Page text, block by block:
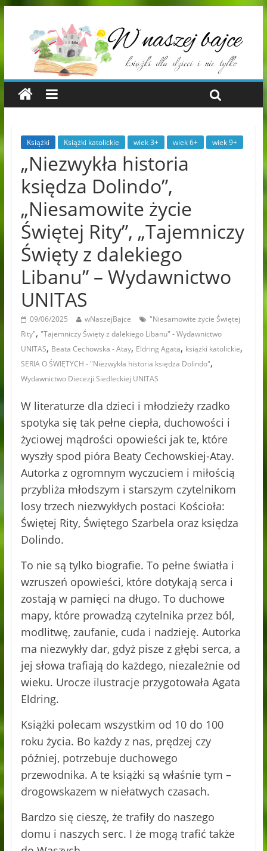
Książki Książki katolickie wiek 3+ wiek 6+ wiek 9+
„Niezwykła historia
księdza Dolindo”,
„Niesamowite życie
Świętej Rity”, „Tajemniczy
Święty z dalekiego
Libanu” – Wydawnictwo
UNITAS
09/06/2025 wNaszejBajce
"Niesamowite życie Świętej
Rity", "Tajemniczy Święty z dalekiego Libanu" - Wydawnictwo
UNITAS, Beata Cechowska - Atay, Eldring Agata, książki katolickie,
SERIA O ŚWIĘTYCH - "Niezwykła historia księdza Dolindo",
Wydawnictwo Diecezji Siedleckiej UNITAS
W literaturze dla dzieci i młodzieży rzadko
spotyka się tak pełne ciepła, duchowości i
życiowej mądrości opowieści jak te, które
wyszły spod pióra Beaty Cechowskiej-Atay.
Autorka z ogromnym wyczuciem i miłością
przybliża młodszym i starszym czytelnikom
losy trzech niezwykłych postaci Kościoła:
Świętej Rity, Świętego Szarbela oraz księdza
Dolindo.
To nie są tylko biografie. To pełne światła i
wzruszeń opowieści, które dotykają serca i
zostają w pamięci na długo. To duchowe
mapy, które prowadzą czytelnika przez ból,
modlitwę, zaufanie, cuda i nadzieję. Autorka
ma niezwykły dar, gdyż pisze z głębi serca, a
jej słowa trafiają do każdego, niezależnie od
wieku. Urocze ilustracje przygotowała Agata
Eldring.
Książki polecam wszystkim od 10 do 100
roku życia. Bo każdy z nas, prędzej czy
później, potrzebuje duchowego
przewodnika. A te książki są właśnie tym –
drogowskazem w niełatwych czasach.
Bardzo się cieszę, że trafiły do naszego
domu i naszych serc. I że mogą trafić także